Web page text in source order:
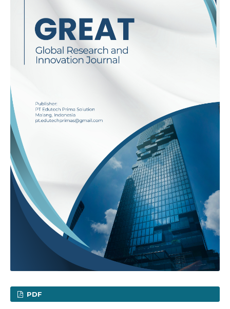
PDF